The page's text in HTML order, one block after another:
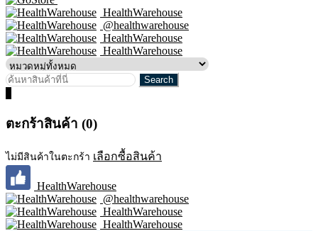
HealthWarehouse
@healthwarehouse
HealthWarehouse
HealthWarehouse
ตะกร้าสินค้า (0)
ไม่มีสินค้าในตะกร้า เลือกซื้อสินค้า
HealthWarehouse
@healthwarehouse
HealthWarehouse
HealthWarehouse